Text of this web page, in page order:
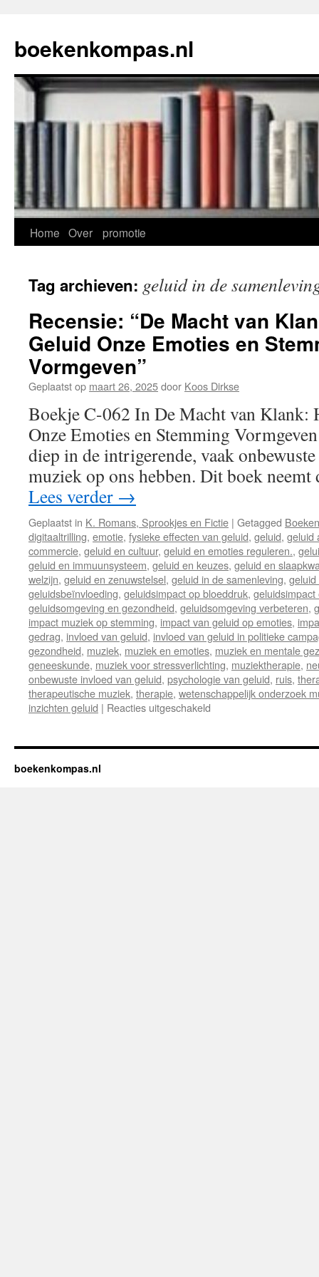
de
inhoud
boekenkompas.nl
Home Over promotie
Tag archieven: geluid in de
Recensie: “De Macht van
Geluid Onze Emoties en
Vormgeven”
Geplaatst op maart 26, 2025door Koos Dirkse
Boekje C-062 In De Macht van Klank:
Onze Emoties en Stemming
diep in de intrigerende, vaak
muziek op ons hebben. Dit boek
Lees verder →
Geplaatst in K. Romans, Sprookjes en Fictie | Getagged
digitaaltrilling, emotie, fysieke effecten van geluid, geluid, geluid
commercie, geluid en cultuur, geluid en emoties reguleren.,
geluid en immuunsysteem, geluid en keuzes, geluid en
welzijn, geluid en zenuwstelsel, geluid in de samenleving,
geluidsbeïnvloeding, geluidsimpact op bloeddruk,
geluidsomgeving en gezondheid, geluidsomgeving verbeteren,
impact muziek op stemming, impact van geluid op emoties,
gedrag, invloed van geluid, invloed van geluid in politieke
gezondheid, muziek, muziek en emoties, muziek en mentale
geneeskunde, muziek voor stressverlichting, muziektherapie,
onbewuste invloed van geluid, psychologie van geluid, ruis,
therapeutische muziek, therapie, wetenschappelijk onderzoek
inzichten geluid | Reacties uitgeschakeld
Macht
boekenkompas.nl